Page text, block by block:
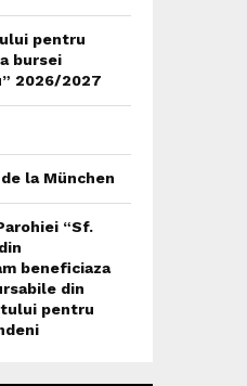
pentru
bursei
2026/2027
la München
“Sf.
beneficiaza
din
pentru